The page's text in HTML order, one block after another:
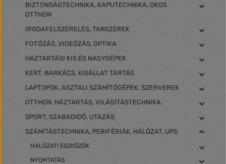
BIZTONSÁGTECHNIKA, KAPUTECHNIKA, OKOS
OTTHON
IRODAFELSZERELÉS, TANSZEREK
FOTÓZÁS, VIDEÓZÁS, OPTIKA
HÁZTARTÁSI KIS ÉS NAGYGÉPEK
KERT, BARKÁCS, KISÁLLAT TARTÁS
LAPTOPOK, ASZTALI SZÁMÍTÓGÉPEK, SZERVEREK
OTTHON, HÁZTARTÁS, VILÁGÍTÁSTECHNIKA
SPORT, SZABADIDŐ, UTAZÁS
SZÁMÍTÁSTECHNIKA, PERIFÉRIÁK, HÁLÓZAT, UPS
HÁLÓZATI ESZKÖZÖK
NYOMTATÁS